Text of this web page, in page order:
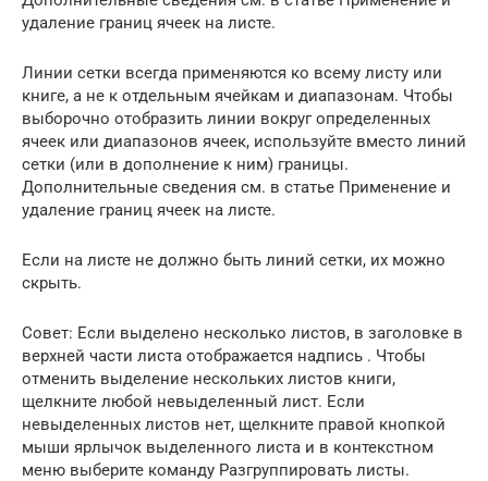
удаление границ ячеек на листе.
Линии сетки всегда применяются ко всему листу или
книге, а не к отдельным ячейкам и диапазонам. Чтобы
выборочно отобразить линии вокруг определенных
ячеек или диапазонов ячеек, используйте вместо линий
сетки (или в дополнение к ним) границы.
Дополнительные сведения см. в статье Применение и
удаление границ ячеек на листе.
Если на листе не должно быть линий сетки, их можно
скрыть.
Совет: Если выделено несколько листов, в заголовке в
верхней части листа отображается надпись . Чтобы
отменить выделение нескольких листов книги,
щелкните любой невыделенный лист. Если
невыделенных листов нет, щелкните правой кнопкой
мыши ярлычок выделенного листа и в контекстном
меню выберите команду Разгруппировать листы.